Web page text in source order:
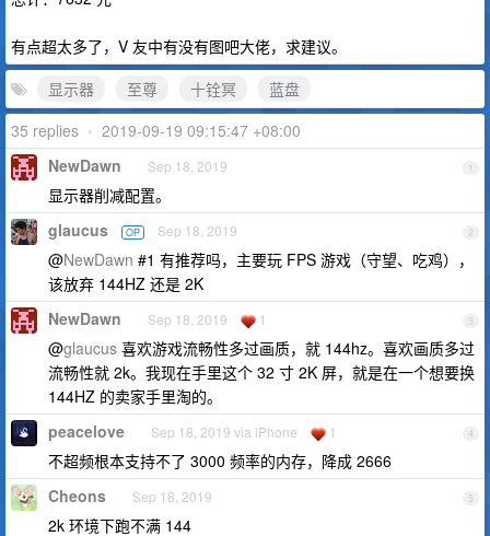
有点超太多了，V 友中有没有图吧大佬，求建议。
显示器
至尊 十铨冥
蓝盘
35 replies • 2019-09-19 09:15:47 +08:00
1
NewDawn Sep 18, 2019
显示器削减配置。
2
glaucus OP Sep 18, 2019
@NewDawn #1 有推荐吗，主要玩 FPS 游戏（守望、吃鸡），
该放弃 144HZ 还是 2K
3
NewDawn Sep 18, 2019 1
@glaucus 喜欢游戏流畅性多过画质，就 144hz。喜欢画质多过
流畅性就 2k。我现在手里这个 32 寸 2K 屏，就是在一个想要换
144HZ 的卖家手里淘的。
4
peacelove Sep 18, 2019 via iPhone 1
不超频根本支持不了 3000 频率的内存，降成 2666
5
Cheons Sep 18, 2019
2k 环境下跑不满 144